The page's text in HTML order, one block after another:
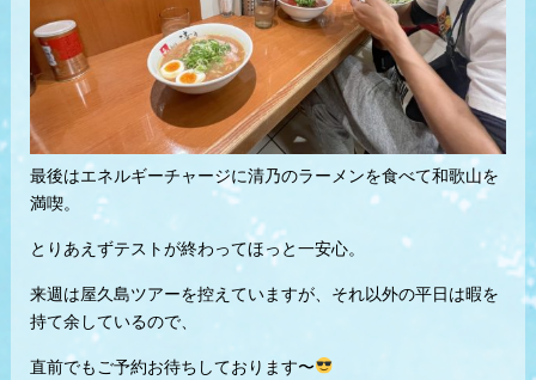
最後はエネルギーチャージに清乃のラーメンを食べて和歌山を
満喫。
とりあえずテストが終わってほっと一安心。
来週は屋久島ツアーを控えていますが、それ以外の平日は暇を
持て余しているので、
直前でもご予約お待ちしております〜